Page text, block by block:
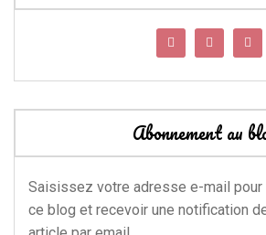
Abonnement au
Saisissez votre adresse e-mail pour
ce blog et recevoir une notification